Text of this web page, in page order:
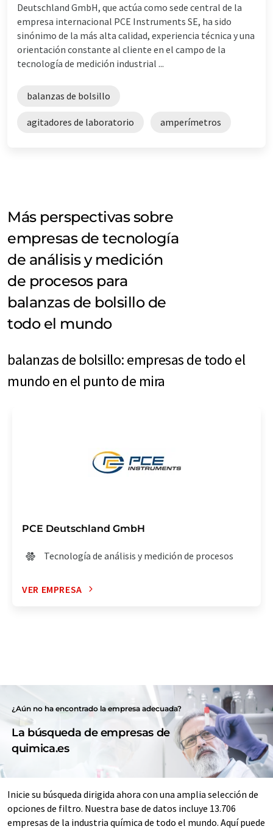
Deutschland GmbH, que actúa como sede central de la
empresa internacional PCE Instruments SE, ha sido
sinónimo de la más alta calidad, experiencia técnica y una
orientación constante al cliente en el campo de la
tecnología de medición industrial ...
balanzas de bolsillo
agitadores de laboratorio amperímetros
Más perspectivas sobre
empresas de tecnología
de análisis y medición
de procesos para
balanzas de bolsillo de
todo el mundo
balanzas de bolsillo: empresas de todo el
mundo en el punto de mira
PCE Deutschland GmbH
Tecnología de análisis y medición de procesos
VER EMPRESA
¿Aún no ha encontrado la empresa adecuada?
La búsqueda de empresas de
quimica.es
Inicie su búsqueda dirigida ahora con una amplia selección de
opciones de filtro. Nuestra base de datos incluye 13.706
empresas de la industria química de todo el mundo. Aquí puede